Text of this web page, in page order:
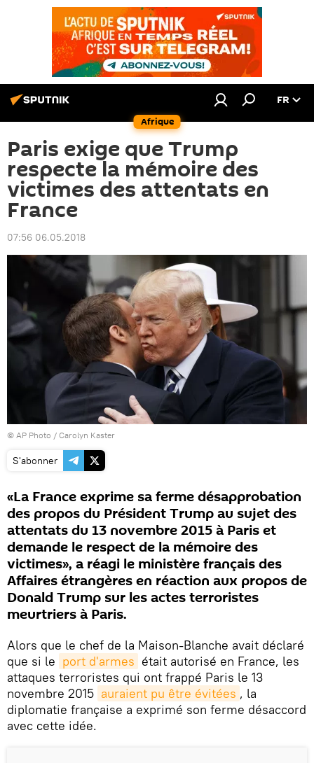
Afrique
FR
Paris exige que Trump
respecte la mémoire des
victimes des attentats en
France
07:56 06.05.2018
© AP Photo / Carolyn Kaster
S'abonner
«La France exprime sa ferme désapprobation
des propos du Président Trump au sujet des
attentats du 13 novembre 2015 à Paris et
demande le respect de la mémoire des
victimes», a réagi le ministère français des
Affaires étrangères en réaction aux propos de
Donald Trump sur les actes terroristes
meurtriers à Paris.
Alors que le chef de la Maison-Blanche avait déclaré
que si le port d'armes était autorisé en France, les
attaques terroristes qui ont frappé Paris le 13
novembre 2015 auraient pu être évitées , la
diplomatie française a exprimé son ferme désaccord
avec cette idée.